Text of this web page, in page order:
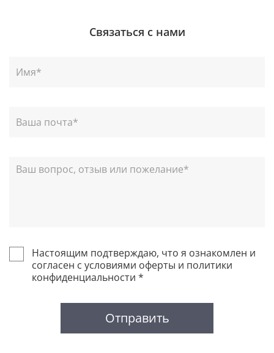
Связаться с нами
Настоящим подтверждаю, что я ознакомлен и
согласен с условиями оферты и политики
конфиденциальности *
Отправить